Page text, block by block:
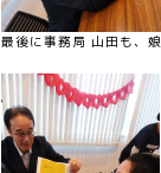
最後に事務局 山田も、